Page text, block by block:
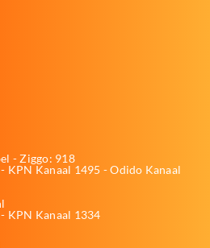
- Ziggo: 918
KPN Kanaal 1495 - Odido Kanaal
KPN Kanaal 1334